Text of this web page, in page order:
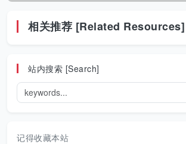
相关推荐 [Related Resources]
站内搜索 [Search]
记得收藏本站